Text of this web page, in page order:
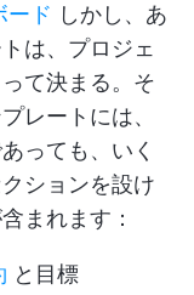
ード しかし、あ
は、プロジェ
て決まる。そ
レートには、
っても、いく
ションを設け
まれます：
と目標